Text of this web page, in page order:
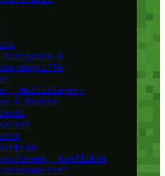
Minigames &
Begriffe
Multiplayer-
& Rechte
Konflikte